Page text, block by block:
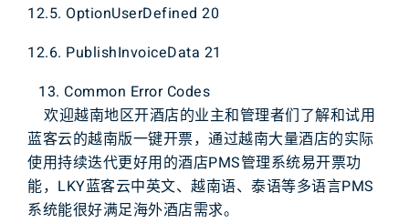
12.5. OptionUserDefined 20
12.6. PublishInvoiceData 21
Common Error Codes
欢迎越南地区开酒店的业主和管理者们了解和试用
蓝客云的越南版一键开票， 通过越南大量酒店的实际
使用持续迭代更好用的酒店PMS管理系统易开票功
能， LKY蓝客云中英文、 越南语、 泰语等多语言PMS
系统能很好满足海外酒店需求。